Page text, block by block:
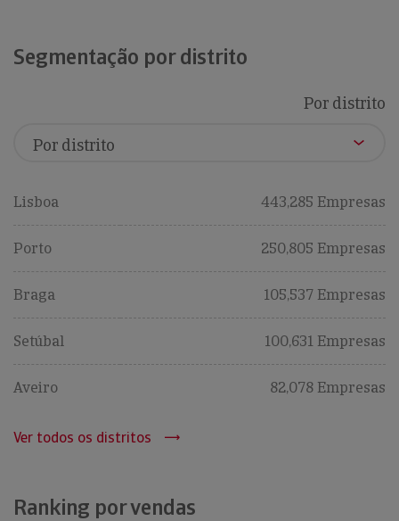
Segmentação por distrito
Por distrito
Lisboa 443,285 Empresas
Porto 250,805 Empresas
Braga 105,537 Empresas
Setúbal 100,631 Empresas
Aveiro 82,078 Empresas
Ver todos os distritos
Ranking por vendas